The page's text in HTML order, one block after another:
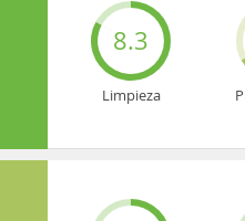
8.3
Limpieza